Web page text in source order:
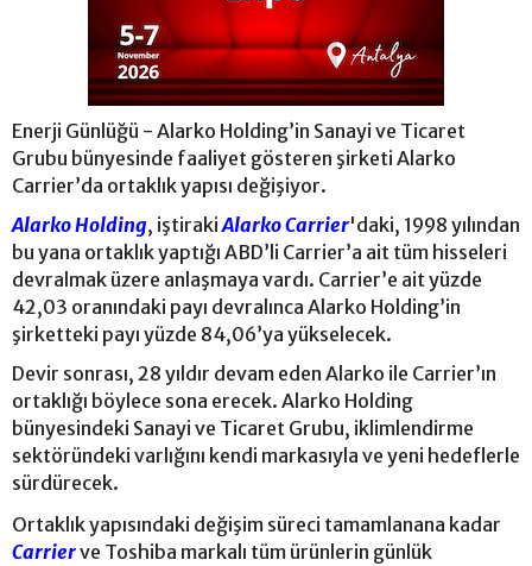
Enerji Günlüğü - Alarko Holding’in Sanayi ve Ticaret
Grubu bünyesinde faaliyet gösteren şirketi Alarko
Carrier’da ortaklık yapısı değişiyor.
Alarko Holding, iştirakiAlarko Carrier'daki, 1998 yılından
bu yana ortaklık yaptığı ABD’li Carrier’a ait tüm hisseleri
devralmak üzere anlaşmaya vardı. Carrier’e ait yüzde
42,03 oranındaki payı devralınca Alarko Holding’in
şirketteki payı yüzde 84,06’ya yükselecek.
Devir sonrası, 28 yıldır devam eden Alarko ile Carrier’ın
ortaklığı böylece sona erecek. Alarko Holding
bünyesindeki Sanayi ve Ticaret Grubu, iklimlendirme
sektöründeki varlığını kendi markasıyla ve yeni hedeflerle
sürdürecek.
Ortaklık yapısındaki değişim süreci tamamlanana kadar
Carrierve Toshiba markalı tüm ürünlerin günlük